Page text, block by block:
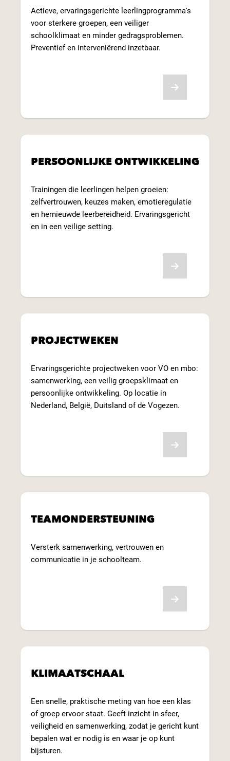
Actieve, ervaringsgerichte leerlingprogramma's
voor sterkere groepen, een veiliger
schoolklimaat en minder gedragsproblemen.
Preventief en interveniërend inzetbaar.
PERSOONLIJKE ONTWIKKELING
Trainingen die leerlingen helpen groeien:
zelfvertrouwen, keuzes maken, emotieregulatie
en hernieuwde leerbereidheid. Ervaringsgericht
en in een veilige setting.
PROJECTWEKEN
Ervaringsgerichte projectweken voor VO en mbo:
samenwerking, een veilig groepsklimaat en
persoonlijke ontwikkeling. Op locatie in
Nederland, België, Duitsland of de Vogezen.
TEAMONDERSTEUNING
Versterk samenwerking, vertrouwen en
communicatie in je schoolteam.
KLIMAATSCHAAL
Een snelle, praktische meting van hoe een klas
of groep ervoor staat. Geeft inzicht in sfeer,
veiligheid en samenwerking, zodat je gericht kunt
bepalen wat er nodig is en waar je op kunt
bijsturen.